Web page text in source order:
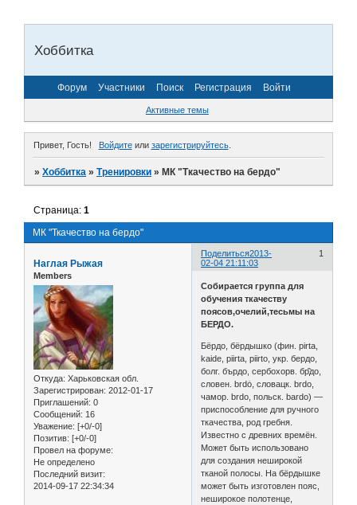
Хоббитка
Форум Участники Поиск Регистрация Войти
Активные темы
Привет, Гость! Войдитеили зарегистрируйтесь.
»Хоббитка »Тренировки »МК "Ткачество на бердо"
МК "Ткачество на бердо"
Страница:1
Поделиться 1
2013-
02-04 21:11:03
Наглая Рыжая
Members
Откуда: Харьковская обл.
Зарегистрирован: 2012-01-17
Приглашений: 0
Сообщений: 16
Уважение: [+0/-0]
Позитив: [+0/-0]
Провел на форуме:
Не определено
Последний визит:
2014-09-17 22:34:34
Собирается группа для
обучения ткачеству
поясов,очелий,тесьмы на
БЕРДО.
Бёрдо, бёрдышко (фин. pirta,
kaide, piirta, piirto, укр. бердо,
болг. бърдо, сербохорв. бр̏до,
словен. brdȯ, словацк. brdo,
чамор. brdo, польск. bardo) —
приспособление для ручного
ткачества, род гребня.
Известно с древних времён.
Может быть использовано
для создания неширокой
тканой полосы. На бёрдышке
может быть изготовлен пояс,
неширокое полотенце,